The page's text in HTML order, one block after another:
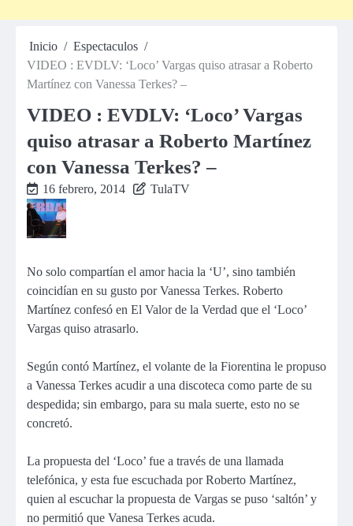
Inicio
Espectaculos
VIDEO : EVDLV: ‘Loco’ Vargas quiso atrasar a Roberto
Martínez con Vanessa Terkes? –
VIDEO : EVDLV: ‘Loco’ Vargas
quiso atrasar a Roberto Martínez
con Vanessa Terkes? –
16 febrero, 2014 TulaTV
No solo compartían el amor hacia la ‘U’, sino también
coincidían en su gusto por Vanessa Terkes. Roberto
Martínez confesó en El Valor de la Verdad que el ‘Loco’
Vargas quiso atrasarlo.
Según contó Martínez, el volante de la Fiorentina le propuso
a Vanessa Terkes acudir a una discoteca como parte de su
despedida; sin embargo, para su mala suerte, esto no se
concretó.
La propuesta del ‘Loco’ fue a través de una llamada
telefónica, y esta fue escuchada por Roberto Martínez,
quien al escuchar la propuesta de Vargas se puso ‘saltón’ y
no permitió que Vanesa Terkes acuda.